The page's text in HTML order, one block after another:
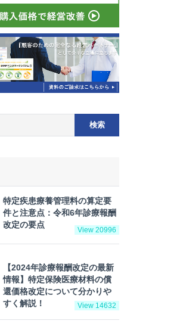
特定疾患療養管理料の算定要
件と注意点：令和6年診療報酬
改定の要点
View 20996
【2024年診療報酬改定の最新
情報】特定保険医療材料の償
還価格改定について分かりや
すく解説！
View 14632